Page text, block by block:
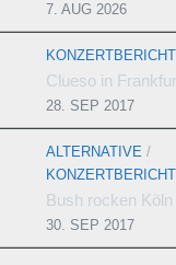
7. AUG 2026
Clueso in
28. SEP 2017
ALTERNATIVE /
Bush rocken Köln
30. SEP 2017